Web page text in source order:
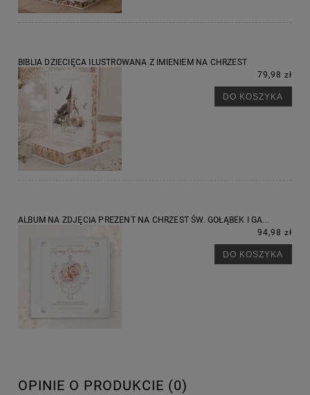
BIBLIA DZIECIĘCA ILUSTROWANA Z IMIENIEM NA CHRZEST
79,98 zł
DO KOSZYKA
ALBUM NA ZDJĘCIA PREZENT NA CHRZEST ŚW. GOŁĄBEK I GA...
94,98 zł
DO KOSZYKA
OPINIE O PRODUKCIE (0)